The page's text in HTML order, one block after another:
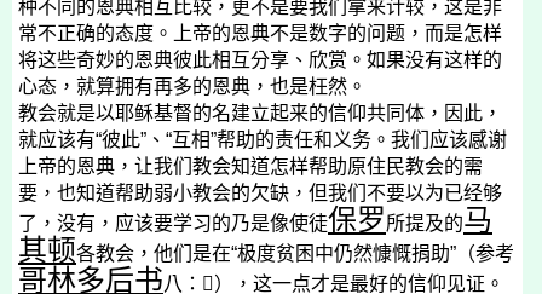
种不同的恩典相互比较，更不是要我们拿来计较，这是非
常不正确的态度。上帝的恩典不是数字的问题，而是怎样
将这些奇妙的恩典彼此相互分享、欣赏。如果没有这样的
心态，就算拥有再多的恩典，也是枉然。
教会就是以耶稣基督的名建立起来的信仰共同体，因此，
就应该有“彼此”、“互相”帮助的责任和义务。我们应该感谢
上帝的恩典，让我们教会知道怎样帮助原住民教会的需
要，也知道帮助弱小教会的欠缺，但我们不要以为已经够
了，没有，应该要学习的乃是像使徒保罗所提及的马
其顿各教会，他们是在“极度贫困中仍然慷慨捐助”（参考
哥林多后书八： ），这一点才是最好的信仰见证。